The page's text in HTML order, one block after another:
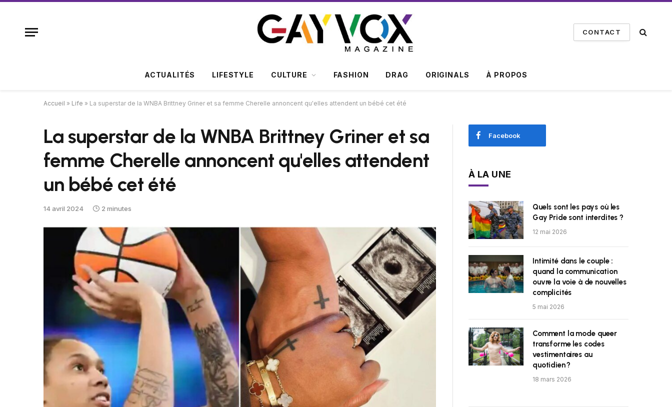
CONTACT
ACTUALITÉS LIFESTYLE CULTURE FASHION DRAG ORIGINALS À PROPOS
Accueil » Life » La superstar de la WNBA Brittney Griner et sa femme Cherelle annoncent qu'elles attendent un bébé cet été
La superstar de la WNBA Brittney Griner et sa
femme Cherelle annoncent qu'elles attendent
un bébé cet été
14 avril 2024 2 minutes
Facebook
À LA UNE
Quels sont les pays où les
Gay Pride sont interdites ?
12 mai 2026
Intimité dans le couple :
quand la communication
ouvre la voie à de nouvelles
complicités
5 mai 2026
Comment la mode queer
transforme les codes
vestimentaires au
quotidien ?
18 mars 2026